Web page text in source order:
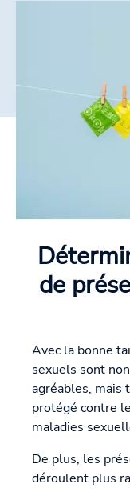
de
Avec la bonne
sexuels sont
agréables, mais
protégé contre
maladies
De plus, les
déroulent plus